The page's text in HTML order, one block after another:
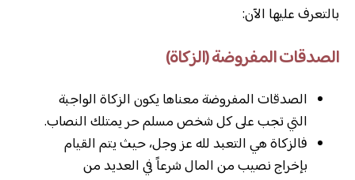
بالتعرف عليها الآن:
الصدقات المفروضة (الزكاة)
الصدقات المفروضة معناها يكون الزكاة الواجبة
التي تجب على كل شخص مسلم حر يمتلك النصاب.
فالزكاة هي التعبد لله عز وجل، حيث يتم القيام
بإخراج نصيب من المال شرعاً في العديد من